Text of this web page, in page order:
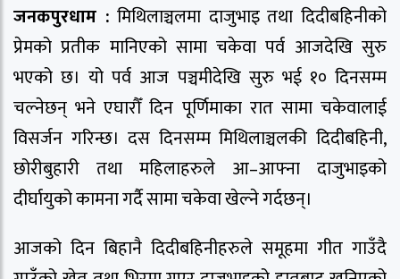
जनकपुरधाम : मिथिलाञ्चलमा दाजुभाइ तथा दिदीबहिनीको
प्रेमको प्रतीक मानिएको सामा चकेवा पर्व आजदेखि सुरु
भएको छ। यो पर्व आज पञ्चमीदेखि सुरु भई १० दिनसम्म
चल्नेछन् भने एघारौँ दिन पूर्णिमाका रात सामा चकेवालाई
विसर्जन गरिन्छ। दस दिनसम्म मिथिलाञ्चलकी दिदीबहिनी,
छोरीबुहारी तथा महिलाहरुले आ–आफ्ना दाजुभाइको
दीर्घायुको कामना गर्दै सामा चकेवा खेल्ने गर्दछन्।
आजको दिन बिहानै दिदीबहिनीहरुले समूहमा गीत गाउँदै